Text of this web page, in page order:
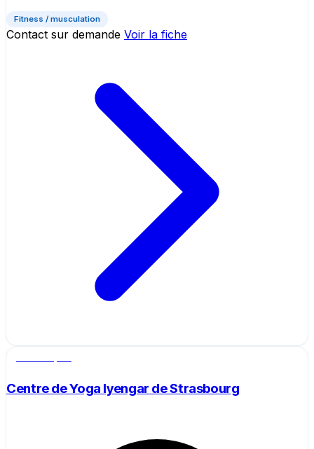
Fitness / musculation
Contact sur demande Voir la fiche
Centre de Yoga Iyengar de Strasbourg